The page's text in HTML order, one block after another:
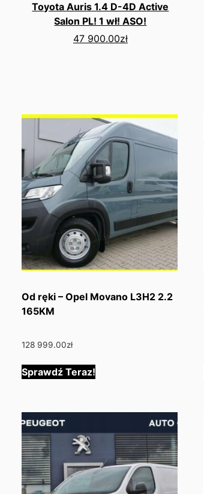
Toyota Auris 1.4 D-4D Active
Salon PL! 1 wł! ASO!
47 900.00zł
Od ręki – Opel Movano L3H2 2.2
165KM
128 999.00zł
Sprawdź Teraz!